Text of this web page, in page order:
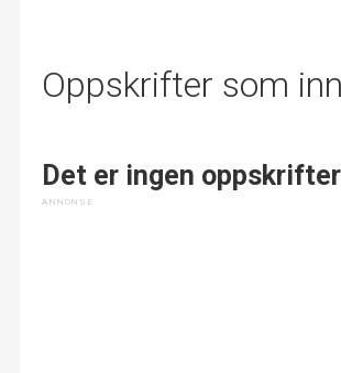
Oppskrifter som
Det er ingen